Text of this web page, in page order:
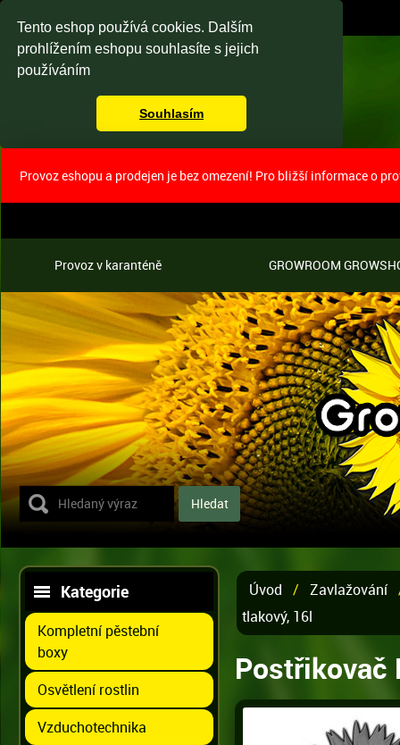
Tento eshop používá cookies. Dalším
prohlížením eshopu souhlasíte s jejich
používáním
Souhlasím
Provoz eshopu a prodejen je bez omezení! Pro bližší informace o
Provoz v karanténě GROWROOM
Kategorie
Kompletní pěstební
boxy
Osvětlení rostlin
Vzduchotechnika
Úvod / Zavlažování
tlakový, 16l
Postřikovač